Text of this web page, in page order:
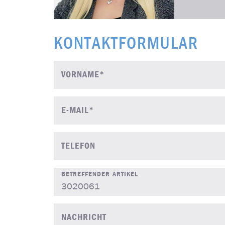
KONTAKTFORMULAR
VORNAME*
E-MAIL*
TELEFON
BETREFFENDER ARTIKEL
NACHRICHT